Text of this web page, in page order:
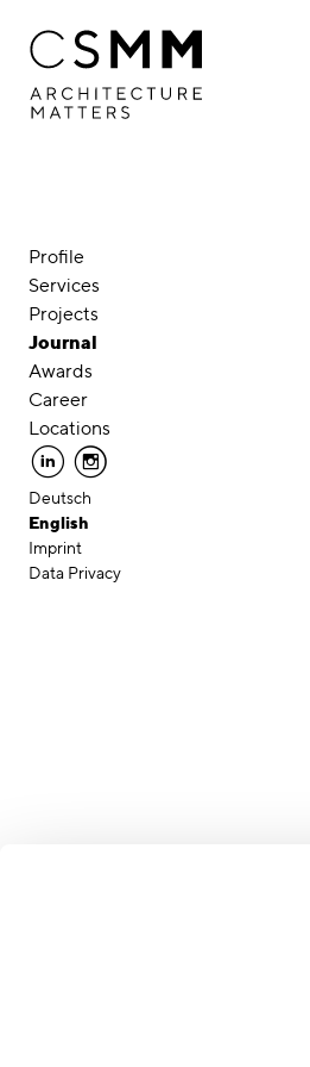
Profile
Services
Projects
Journal
Awards
Career
Locations
linkedin instagram
Deutsch
English
Imprint
Data Privacy